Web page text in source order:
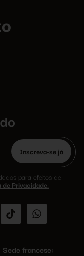
Please
leave
this
field
para efeitos de
Privacidade.
Sede francese: